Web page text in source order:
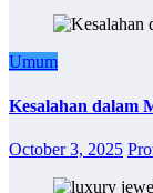
Umum
Kesalahan dalam
October 3, 2025